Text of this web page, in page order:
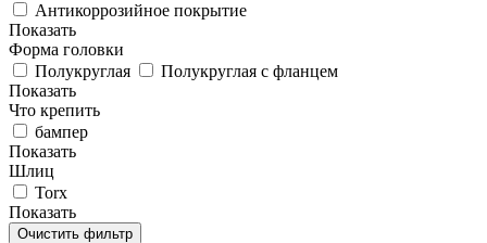
Антикоррозийное покрытие
Показать
Форма головки
Полукруглая
Полукруглая с фланцем
Показать
Что крепить
бампер
Показать
Шлиц
Torx
Показать
Очистить фильтр